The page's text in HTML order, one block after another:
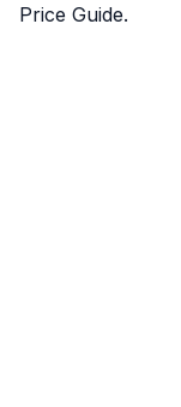
Price Guide.